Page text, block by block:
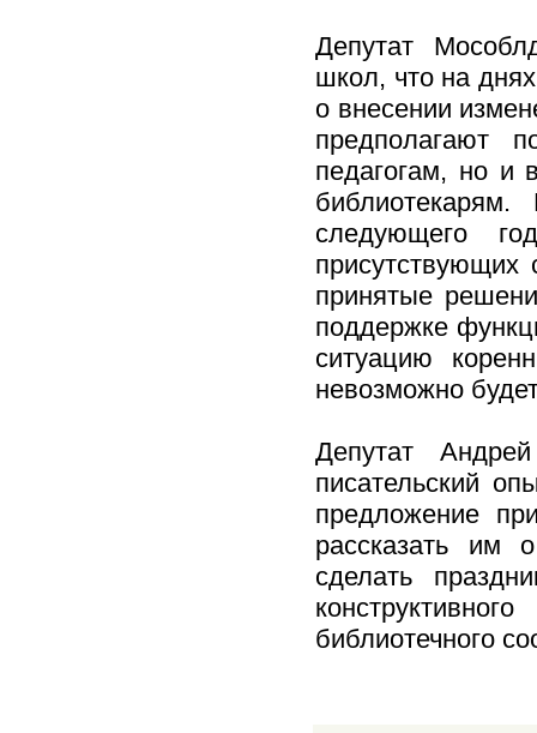
Депутат
школ, что на
о внесении
предполагают
педагогам, но и
следующего
присутствующих
принятые
поддержке
ситуацию
невозможно
Депутат
писательский
предложение
рассказать им
сделать
библиотечного